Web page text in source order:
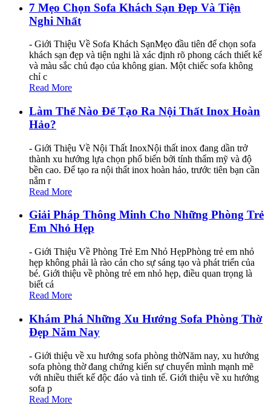
7 Mẹo Chọn Sofa Khách Sạn Đẹp Và Tiện
Nghi Nhất
- Giới Thiệu Về Sofa Khách SạnMẹo đầu tiên để chọn sofa
khách sạn đẹp và tiện nghi là xác định rõ phong cách thiết kế
và màu sắc chủ đạo của không gian. Một chiếc sofa không
chỉ c
Read More
Làm Thế Nào Để Tạo Ra Nội Thất Inox Hoàn
Hảo?
- Giới Thiệu Về Nội Thất InoxNội thất inox đang dần trở
thành xu hướng lựa chọn phổ biến bởi tính thẩm mỹ và độ
bền cao. Để tạo ra nội thất inox hoàn hảo, trước tiên bạn cần
nắm r
Read More
Giải Pháp Thông Minh Cho Những Phòng Trẻ
Em Nhỏ Hẹp
- Giới Thiệu Về Phòng Trẻ Em Nhỏ HẹpPhòng trẻ em nhỏ
hẹp không phải là rào cản cho sự sáng tạo và phát triển của
bé. Giới thiệu về phòng trẻ em nhỏ hẹp, điều quan trọng là
biết cá
Read More
Khám Phá Những Xu Hướng Sofa Phòng Thờ
Đẹp Năm Nay
- Giới thiệu về xu hướng sofa phòng thờNăm nay, xu hướng
sofa phòng thờ đang chứng kiến sự chuyển mình mạnh mẽ
với nhiều thiết kế độc đáo và tinh tế. Giới thiệu về xu hướng
sofa p
Read More